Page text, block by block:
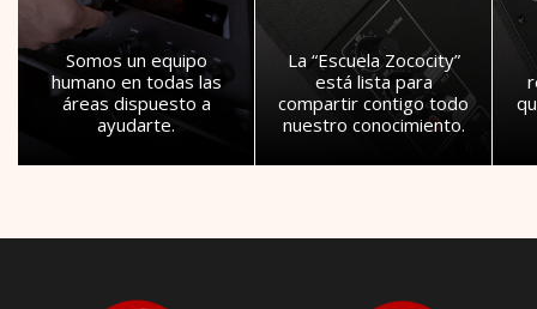
Somos un equipo
humano en todas las
áreas dispuesto a
ayudarte.
La “Escuela Zococity”
está lista para
compartir contigo todo
nuestro conocimiento.